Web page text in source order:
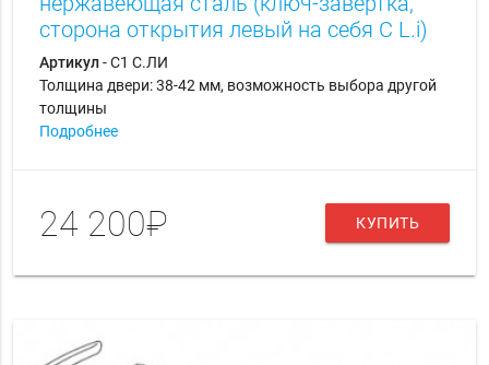
сторона открытия левый на себя С L.i)
Артикул- С1 С.ЛИ
Толщина двери: 38-42 мм, возможность выбора другой
толщины
Подробнее
24 200₽ КУПИТЬ